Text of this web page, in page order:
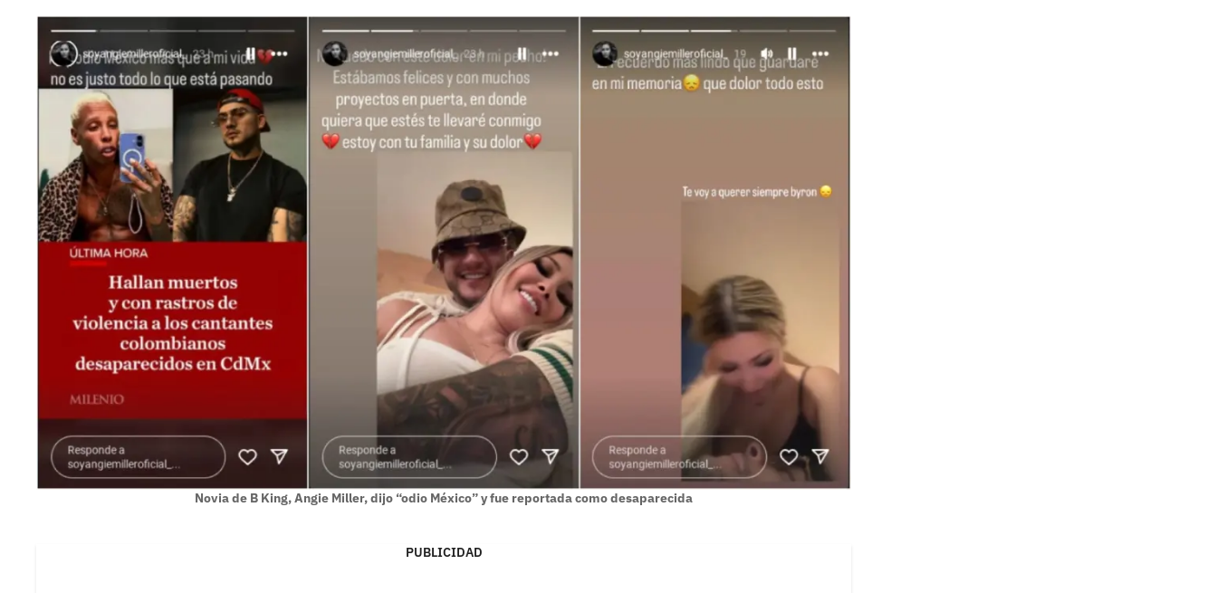
Novia de B King, Angie Miller, dijo “odio México” y fue reportada como desaparecida
PUBLICIDAD